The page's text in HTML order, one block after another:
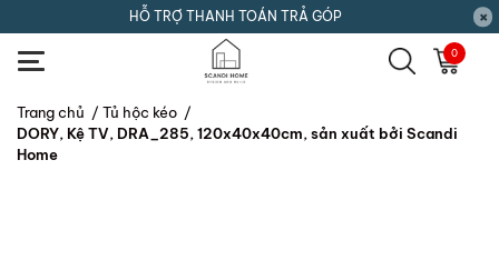
HỖ TRỢ THANH TOÁN TRẢ GÓP
0
Trang chủ / Tủ hộc kéo /
DORY, Kệ TV, DRA_285, 120x40x40cm, sản xuất bởi Scandi
Home